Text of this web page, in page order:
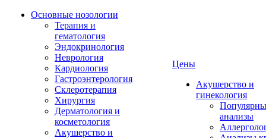
Основные нозологии
Терапия и
гематология
Эндокринология
Неврология
Кардиология
Гастроэнтерология
Склеротерапия
Хирургия
Дерматология и
косметология
Акушерство и
Цены
Акушерство и
гинекология
анализы